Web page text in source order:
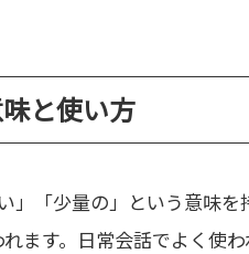
と使い方
」「少量の」という意味
ます。日常会話でよく使わ